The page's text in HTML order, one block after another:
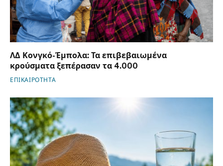
ΛΔ Κονγκό-Έμπολα: Τα επιβεβαιωμένα
κρούσματα ξεπέρασαν τα 4.000
ΕΠΙΚΑΙΡΟΤΗΤΑ